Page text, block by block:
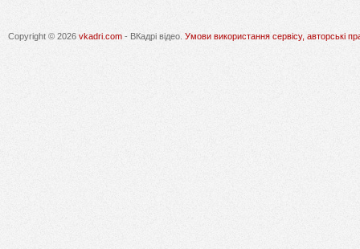
Copyright © 2026 vkadri.com - ВКадрі відео. Умови використання сервісу, авторські